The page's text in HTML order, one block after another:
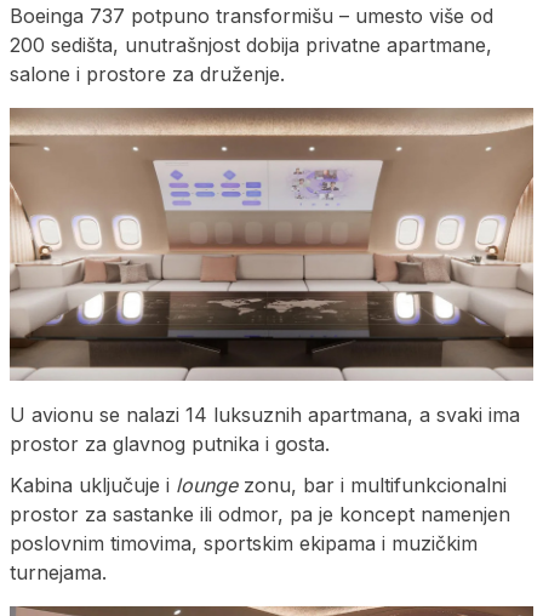
Boeinga 737 potpuno transformišu – umesto više od
200 sedišta, unutrašnjost dobija privatne apartmane,
salone i prostore za druženje.
U avionu se nalazi 14 luksuznih apartmana, a svaki ima
prostor za glavnog putnika i gosta.
Kabina uključuje i lounge zonu, bar i multifunkcionalni
prostor za sastanke ili odmor, pa je koncept namenjen
poslovnim timovima, sportskim ekipama i muzičkim
turnejama.